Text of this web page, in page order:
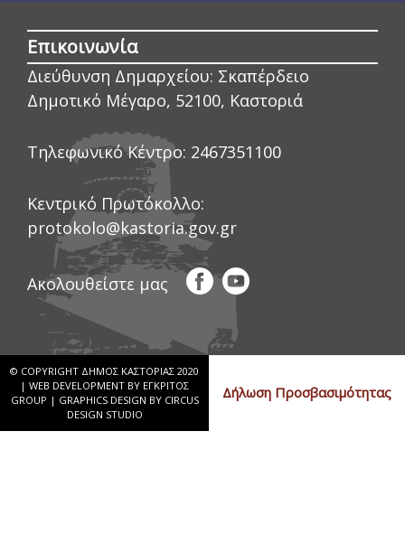
Επικοινωνία
Διεύθυνση Δημαρχείου: Σκαπέρδειο
Δημοτικό Μέγαρο, 52100, Καστοριά
Τηλεφωνικό Κέντρο: 2467351100
Κεντρικό Πρωτόκολλο:
protokolo@kastoria.gov.gr
Ακολουθείστε μας
© COPYRIGHT ΔΗΜΟΣ ΚΑΣΤΟΡΙΑΣ 2020
| WEB DEVELOPMENT BY ΕΓΚΡΙΤΟΣ
GROUP | GRAPHICS DESIGN BY CIRCUS
DESIGN STUDIO
Δήλωση Προσβασιμότητας